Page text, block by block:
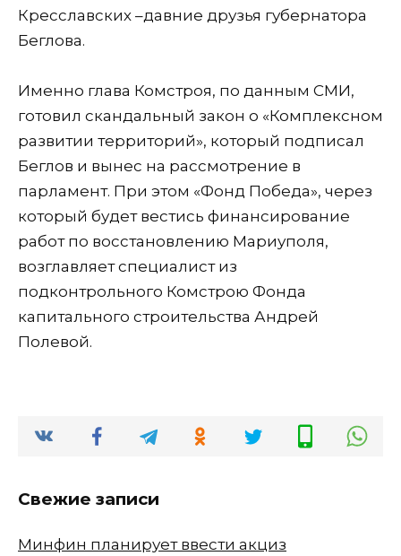
Кресславских –давние друзья губернатора
Беглова.
Именно глава Комстроя, по данным СМИ,
готовил скандальный закон о «Комплексном
развитии территорий», который подписал
Беглов и вынес на рассмотрение в
парламент. При этом «Фонд Победа», через
который будет вестись финансирование
работ по восстановлению Мариуполя,
возглавляет специалист из
подконтрольного Комстрою Фонда
капитального строительства Андрей
Полевой.
Свежие записи
Минфин планирует ввести акциз